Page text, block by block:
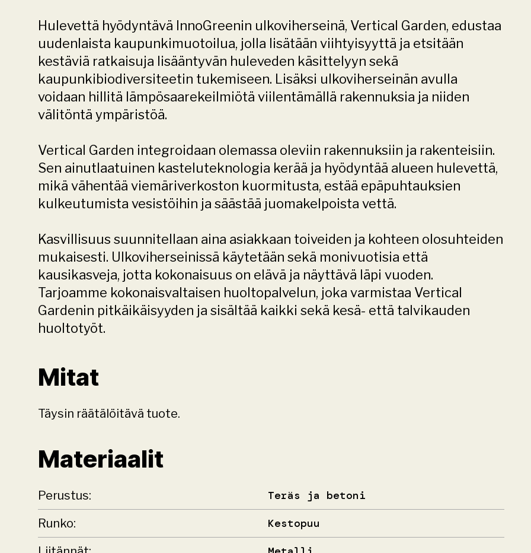
Hulevettä hyödyntävä InnoGreenin ulkoviherseinä, Vertical Garden, edustaa
uudenlaista kaupunkimuotoilua, jolla lisätään viihtyisyyttä ja etsitään
kestäviä ratkaisuja lisääntyvän huleveden käsittelyyn sekä
kaupunkibiodiversiteetin tukemiseen. Lisäksi ulkoviherseinän avulla
voidaan hillitä lämpösaarekeilmiötä viilentämällä rakennuksia ja niiden
välitöntä ympäristöä.
Vertical Garden integroidaan olemassa oleviin rakennuksiin ja rakenteisiin.
Sen ainutlaatuinen kasteluteknologia kerää ja hyödyntää alueen hulevettä,
mikä vähentää viemäriverkoston kuormitusta, estää epäpuhtauksien
kulkeutumista vesistöihin ja säästää juomakelpoista vettä.
Kasvillisuus suunnitellaan aina asiakkaan toiveiden ja kohteen olosuhteiden
mukaisesti. Ulkoviherseinissä käytetään sekä monivuotisia että
kausikasveja, jotta kokonaisuus on elävä ja näyttävä läpi vuoden.
Tarjoamme kokonaisvaltaisen huoltopalvelun, joka varmistaa Vertical
Gardenin pitkäikäisyyden ja sisältää kaikki sekä kesä- että talvikauden
huoltotyöt.
Mitat
Täysin räätälöitävä tuote.
Materiaalit
Perustus:
Teräs ja betoni
Runko:
Kestopuu